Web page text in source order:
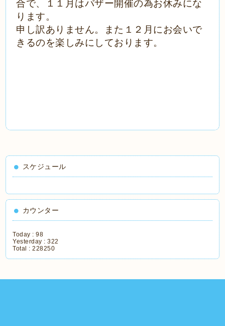
合で、１１月はバザー開催の為お休みにな
ります。
申し訳ありません。また１２月にお会いで
きるのを楽しみにしております。
スケジュール
カウンター
Today :98
Yesterday :322
Total :228250